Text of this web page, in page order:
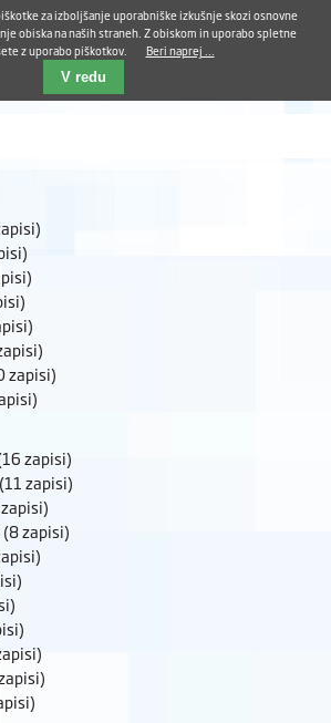
ZUDV
Iskalnik
zapisi)
zapisi)
(11 zapisi)
(8 zapisi)
za izboljšanje uporabniške izkušnje skozi osnovne
obiska na naših straneh. Z obiskom in uporabo spletne
z uporabo piškotkov.
Beri naprej ...
V redu